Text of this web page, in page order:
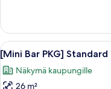
kuvat
PKG]
Family
+
Mini
Bar
(Beer
Avaa
kaikki
huonetyypin
11
[Mini Bar PKG]
Näkymä kaupungille
26 m²